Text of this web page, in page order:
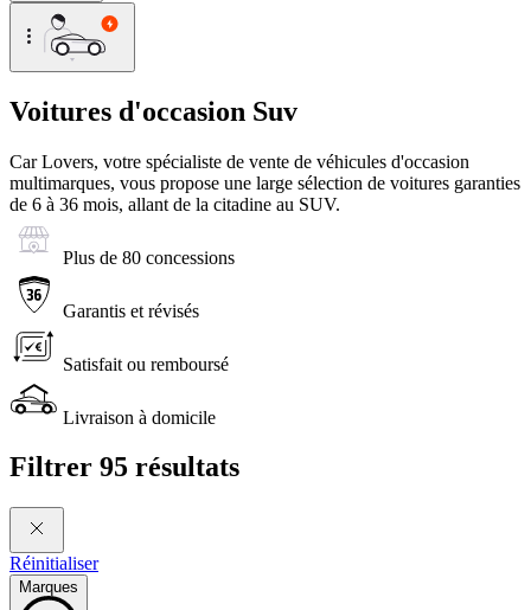
Voitures d'occasion Suv
Car Lovers, votre spécialiste de vente de véhicules d'occasion
multimarques, vous propose une large sélection de voitures garanties
de 6 à 36 mois, allant de la citadine au SUV.
Plus de 80 concessions
Garantis et révisés
Satisfait ou remboursé
Livraison à domicile
Filtrer 95 résultats
Réinitialiser
Marques